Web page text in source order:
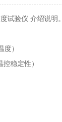
试验仪 介绍说明。
）
稳定性）
时监测